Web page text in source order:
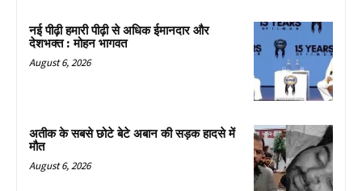
नई पीढ़ी हमारी पीढ़ी से अधिक ईमानदार और
देशभक्त : मोहन भागवत
August 6, 2026
अतीक के सबसे छोटे बेटे अबान की सड़क हादसे में
मौत
August 6, 2026